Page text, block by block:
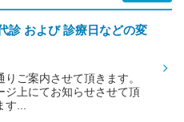
診 および 診療日などの変
ご案内させて頂きます。
ジ上にてお知らせさせて頂
...